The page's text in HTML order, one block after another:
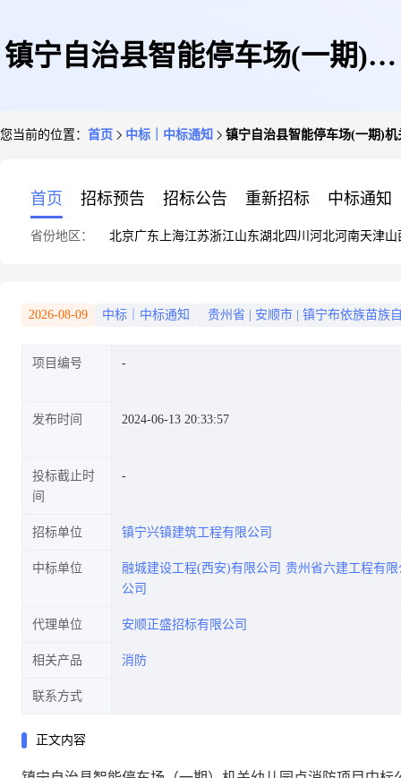
镇宁自治县智能停车场(一期)机
您当前的位置： 首页 中标｜中标通知 镇宁自治县智能停车场(一期)
首页 招标预告 招标公告 重新招标 中标通知
省份地区： 北京广东 上海江苏浙江山东湖北四川 河北河南天津山
2026-08-09 中标｜中标通知 贵州省 安顺市 镇宁布依族苗族
项目编号
发布时间 2024-06-13 20:33:57
投标截止时
间
招标单位 镇宁兴镇建筑工程有限公司
中标单位 融城建设工程(西安)有限公司 贵州省六建工程有限
公司
代理单位 安顺正盛招标有限公司
相关产品 消防
联系方式
正文内容